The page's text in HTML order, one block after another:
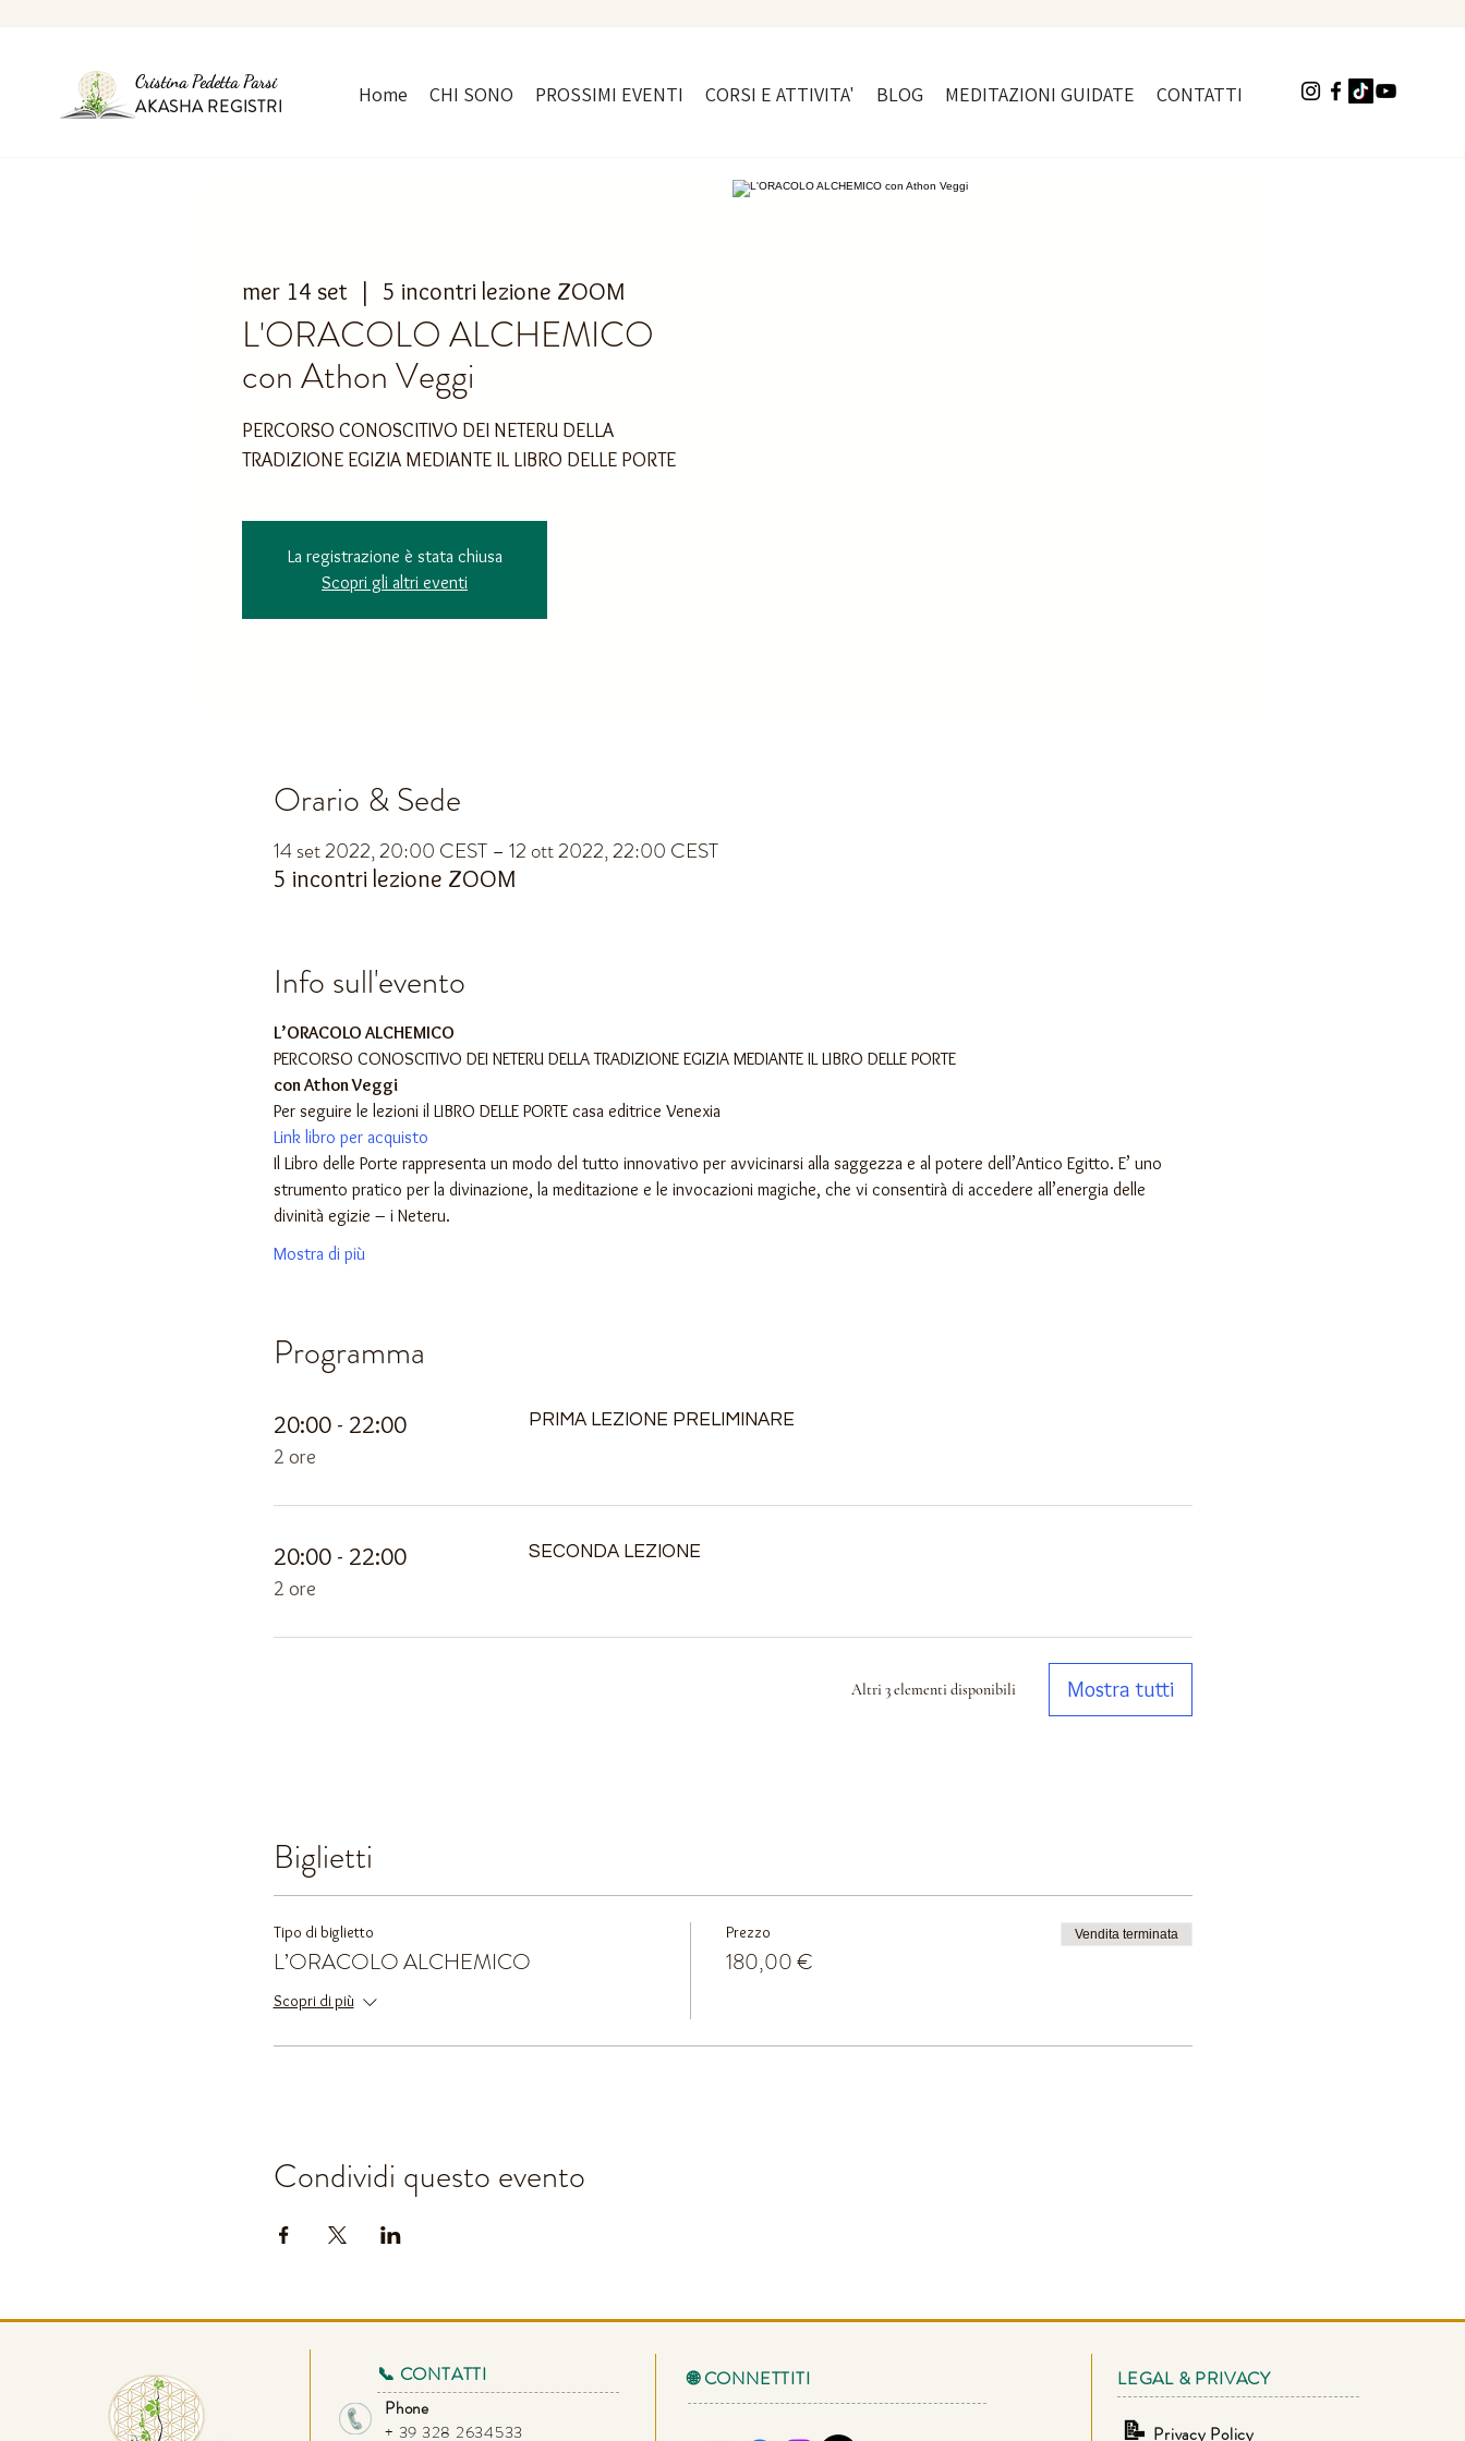
Cristina Pedetta Parsi
AKASHA REGISTRI Home CHI SONO PROSSIMI EVENTI CORSI E ATTIVITA' BLOG MEDITAZIONI GUIDATE CONTATTI
mer 14 set
  |
5 incontri lezione ZOOM
L'ORACOLO ALCHEMICO
con Athon Veggi
PERCORSO CONOSCITIVO DEI NETERU DELLA
TRADIZIONE EGIZIA MEDIANTE IL LIBRO DELLE PORTE
La registrazione è stata chiusa
Scopri gli altri eventi
Orario & Sede
14 set 2022, 20:00 CEST – 12 ott 2022, 22:00 CEST
5 incontri lezione ZOOM
Info sull'evento
L’ORACOLO ALCHEMICO
PERCORSO CONOSCITIVO DEI NETERU DELLA TRADIZIONE EGIZIA MEDIANTE IL LIBRO DELLE PORTE
con Athon Veggi
Per seguire le lezioni il LIBRO DELLE PORTE casa editrice Venexia
Link libro per acquisto
Il Libro delle Porte rappresenta un modo del tutto innovativo per avvicinarsi alla saggezza e al potere dell’Antico Egitto. E’ uno
strumento pratico per la divinazione, la meditazione e le invocazioni magiche, che vi consentirà di accedere all’energia delle
divinità egizie – i Neteru.
Mostra di più
Programma
20:00 - 22:00
2 ore
PRIMA LEZIONE PRELIMINARE
20:00 - 22:00
2 ore
SECONDA LEZIONE
Altri 3 elementi disponibili Mostra tutti
Biglietti
Tipo di biglietto
L’ORACOLO ALCHEMICO
Scopri di più
Prezzo
180,00 €
Vendita terminata
Condividi questo evento
📞 CONTATTI
Phone
+ 39 328 2634533
LEGAL & PRIVACY
📝 Privacy Policy
🌐 CONNETTITI